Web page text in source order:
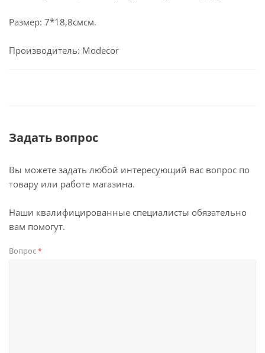
Размер: 7*18,8смсм.
Производитель: Modecor
Задать вопрос
Вы можете задать любой интересующий вас вопрос по
товару или работе магазина.
Наши квалифицированные специалисты обязательно
вам помогут.
Вопрос*